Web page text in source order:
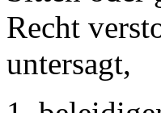
Recht
untersagt,